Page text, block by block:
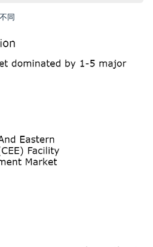
同